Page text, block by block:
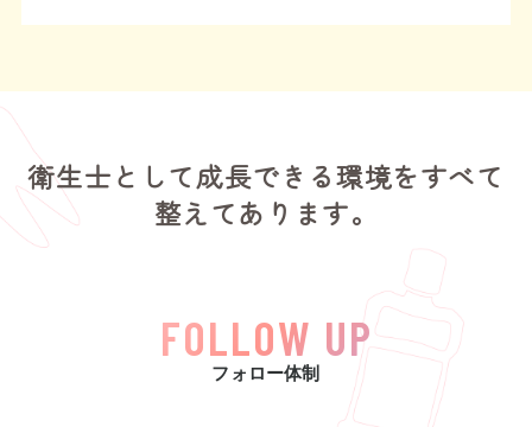
衛生士として成長できる環境をすべて
整えてあります。
FOLLOW UP
フォロー体制